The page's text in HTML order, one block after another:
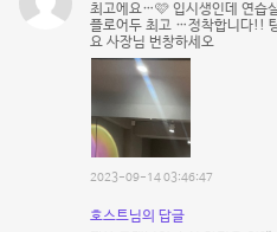
최고에요…🩷 입시생인데 연습
플로어두 최고 …정착합니다!!
요 사장님 번창하세오
2023-09-14 03:46:47
호스트님의 답글